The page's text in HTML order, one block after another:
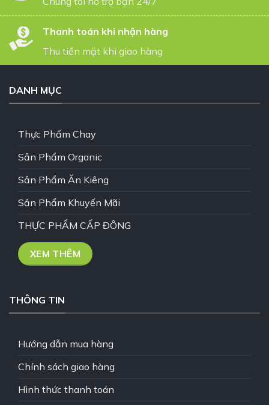
Thanh toán khi nhận hàng
Thu tiền mặt khi giao hàng
DANH MỤC
Thực Phẩm Chay
Sản Phẩm Organic
Sản Phẩm Ăn Kiêng
Sản Phẩm Khuyến Mãi
THỰC PHẨM CẤP ĐÔNG
XEM THÊM
THÔNG TIN
Hướng dẫn mua hàng
Chính sách giao hàng
Hình thức thanh toán